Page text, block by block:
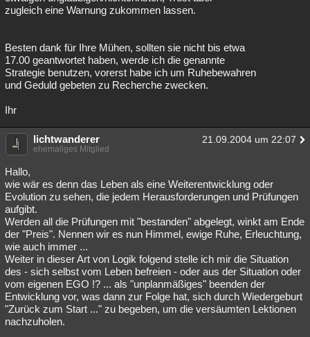
zugleich eine Warnung zukommen lassen.
Besten dank für Ihre Mühen, sollten sie nicht bis etwa
17.00 geantwortet haben, werde ich die genannte
Strategie benutzen, vorerst habe ich um Ruhebewahren
und Geduld gebeten zu Recherche zwecken.
Ihr
lichtwanderer 21.09.2004 um 22:07
ehemaliges Mitglied
Hallo,
wie wär es denn das Leben als eine Weiterentwicklung oder
Evolution zu sehen, die jedem Herausforderungen und Prüfungen
aufgibt.
Werden all die Prüfungen mit "bestanden" abgelegt, winkt am Ende
der "Preis". Nennen wir es nun Himmel, ewige Ruhe, Erleuchtung,
wie auch immer ...
Weiter in dieser Art von Logik folgend stelle ich mir die Situation
des - sich selbst vom Leben befreien - oder aus der Situation oder
vom eigenen EGO !? ... als "unplanmäßiges" beenden der
Entwicklung vor, was dann zur Folge hat, sich durch Wiedergeburt
"Zurück zum Start ..." zu begeben, um die versäumten Lektionen
nachzuholen.